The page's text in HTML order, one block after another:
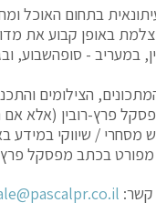
בתחום האוכל
באופן קבוע את
במעריב - סופהשבוע,
הצילומים
פרץ-רובין (אלא אם
מסחרי / שיווקי
מפורט בכתב מפסקל פרץ-
קשר: